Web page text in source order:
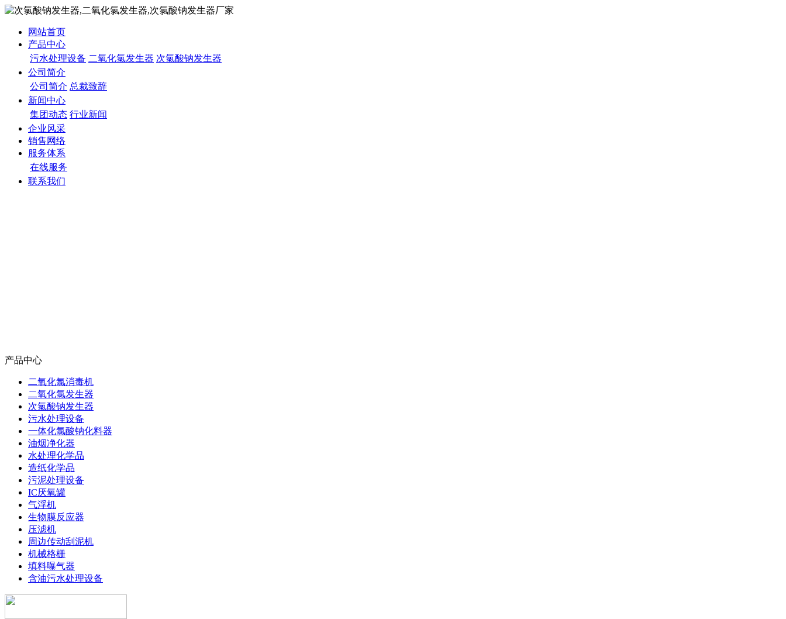
网站首页
产品中心
污水处理设备 二氧化氯发生器 次氯酸钠发生器
公司简介
公司简介 总裁致辞
新闻中心
集团动态 行业新闻
企业风采
销售网络
服务体系
在线服务
联系我们
产品中心
二氧化氯消毒机
二氧化氯发生器
次氯酸钠发生器
污水处理设备
一体化氯酸钠化料器
油烟净化器
水处理化学品
造纸化学品
污泥处理设备
IC厌氧罐
气浮机
生物膜反应器
压滤机
周边传动刮泥机
机械格栅
填料曝气器
含油污水处理设备